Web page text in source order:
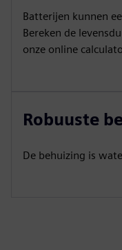
Batterijen kunnen
Bereken de
onze online
Robuuste
De behuizing is